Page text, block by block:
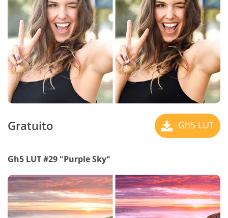
Gratuito Gh5 LUT
Gh5 LUT #29 "Purple Sky"